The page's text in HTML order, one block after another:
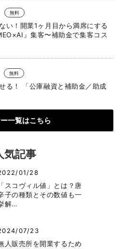
無料
い！開業1ヶ月目から満席にする
』集客〜補助金で集客コス
無料
る！ 「公庫融資と補助金／助成
一覧はこちら
気記事
01/28
「スコヴィル値」とは？唐
子の種類とその数値も一
解…
07/23
人販売所を開業するため